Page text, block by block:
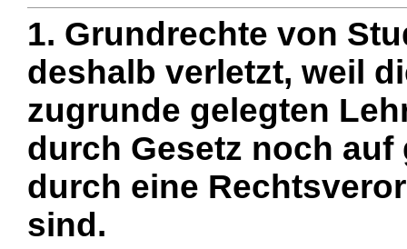
1. Grundrechte von
deshalb verletzt, weil
zugrunde gelegten
durch Gesetz noch
durch eine
sind.